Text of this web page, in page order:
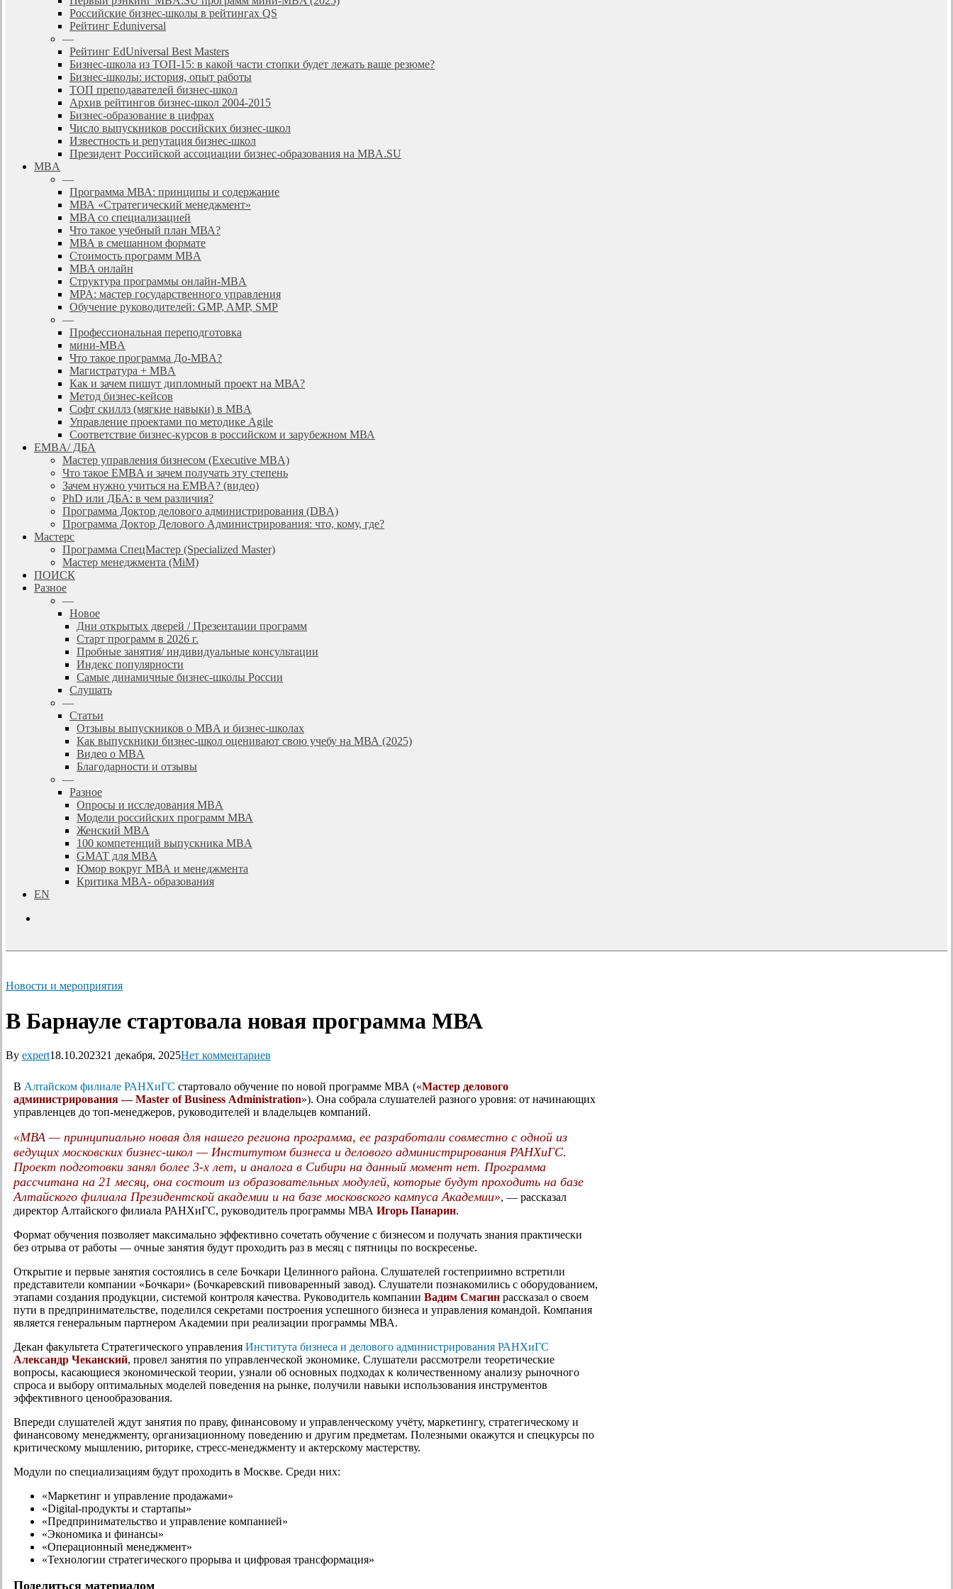
Российские бизнес-школы в рейтингах QS
Рейтинг Eduniversal
—
Рейтинг EdUniversal Best Masters
Бизнес-школа из ТОП-15: в какой части стопки будет лежать ваше резюме?
Бизнес-школы: история, опыт работы
ТОП преподавателей бизнес-школ
Архив рейтингов бизнес-школ 2004-2015
Бизнес-образование в цифрах
Число выпускников российских бизнес-школ
Известность и репутация бизнес-школ
Президент Российской ассоциации бизнес-образования на MBA.SU
MBA
—
Программа МВА: принципы и содержание
МВА «Cтратегический менеджмент»
MBA со специализацией
Что такое учебный план МВА?
МВА в смешанном формате
Стоимость программ MBA
MBA онлайн
Cтруктура программы онлайн-MBA
MPA: мастер государственного управления
Обучение руководителей: GMP, AMP, SMP
—
Профессиональная переподготовка
мини-MBA
Что такое программа До-MBA?
Магистратура + MBA
Как и зачем пишут дипломный проект на МВА?
Метод бизнес-кейсов
Софт скиллз (мягкие навыки) в MBA
Управление проектами по методике Agile
Соответствие бизнес-курсов в российском и зарубежном МВА
EMBA/ ДБA
Мастер управления бизнесом (Executive MBA)
Что такое EMBA и зачем получать эту степень
Зачем нужно учиться на EMBA? (видео)
PhD или ДБА: в чем различия?
Программа Доктор делового администрирования (DBА)
Программа Доктор Делового Администрирования: что, кому, где?
Мастерс
Программа СпецМастер (Specialized Master)
Мастер менеджмента (MiM)
ПОИСК
Разное
—
Новое
Дни открытых дверей / Презентации программ
Старт программ в 2026 г.
Пробные занятия/ индивидуальные консультации
Индекс популярности
Самые динамичные бизнес-школы России
Слушать
—
Статьи
Отзывы выпускников о MBA и бизнес-школах
Как выпускники бизнес-школ оценивают свою учебу на МВА (2025)
Видео о MBA
Благодарности и отзывы
—
Разное
Опросы и исследования MBA
Модели российских программ МВА
Женский MBA
100 компетенций выпускника MBA
GMAT для MBA
Юмор вокруг МВА и менеджмента
Критика MBA- образования
EN
Новости и мероприятия
В Барнауле стартовала новая программа МВА
By expert18.10.202321 декабря, 2025Нет комментариев
В Алтайском филиале РАНХиГС стартовало обучение по новой программе МВА («Мастер делового
администрирования — Master of Business Administration»). Она собрала слушателей разного уровня: от начинающих
управленцев до топ-менеджеров, руководителей и владельцев компаний.
«МВА — принципиально новая для нашего региона программа, ее разработали совместно с одной из
ведущих московских бизнес-школ — Институтом бизнеса и делового администрирования РАНХиГС.
Проект подготовки занял более 3-х лет, и аналога в Сибири на данный момент нет. Программа
рассчитана на 21 месяц, она состоит из образовательных модулей, которые будут проходить на базе
Алтайского филиала Президентской академии и на базе московского кампуса Академии», — рассказал
директор Алтайского филиала РАНХиГС, руководитель программы МВА Игорь Панарин.
Формат обучения позволяет максимально эффективно сочетать обучение c бизнесом и получать знания практически
без отрыва от работы — очные занятия будут проходить раз в месяц с пятницы по воскресенье.
Открытие и первые занятия состоялись в селе Бочкари Целинного района. Слушателей гостеприимно встретили
представители компании «Бочкари» (Бочкаревский пивоваренный завод). Слушатели познакомились с оборудованием,
этапами создания продукции, системой контроля качества. Руководитель компании Вадим Смагин рассказал о своем
пути в предпринимательстве, поделился секретами построения успешного бизнеса и управления командой. Компания
является генеральным партнером Академии при реализации программы МВА.
Декан факультета Стратегического управления Института бизнеса и делового администрирования РАНХиГС
Александр Чеканский, провел занятия по управленческой экономике. Слушатели рассмотрели теоретические
вопросы, касающиеся экономической теории, узнали об основных подходах к количественному анализу рыночного
спроса и выбору оптимальных моделей поведения на рынке, получили навыки использования инструментов
эффективного ценообразования.
Впереди слушателей ждут занятия по праву, финансовому и управленческому учёту, маркетингу, стратегическому и
финансовому менеджменту, организационному поведению и другим предметам. Полезными окажутся и спецкурсы по
критическому мышлению, риторике, стресс-менеджменту и актерскому мастерству.
Модули по специализациям будут проходить в Москве. Среди них:
«Маркетинг и управление продажами»
«Digital-продукты и стартапы»
«Предпринимательство и управление компанией»
«Экономика и финансы»
«Операционный менеджмент»
«Технологии стратегического прорыва и цифровая трансформация»
Поделиться материалом